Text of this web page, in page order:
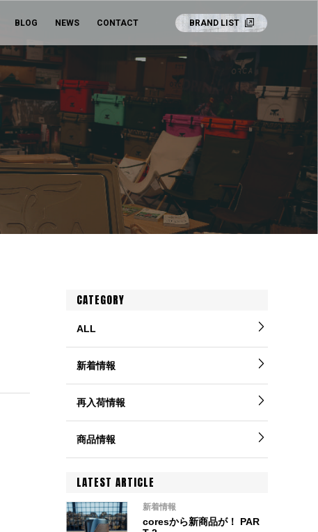
BLOG NEWS CONTACT BRAND LIST
CATEGORY
ALL
新着情報
再入荷情報
商品情報
LATEST ARTICLE
新着情報
coresから新商品が！ PAR